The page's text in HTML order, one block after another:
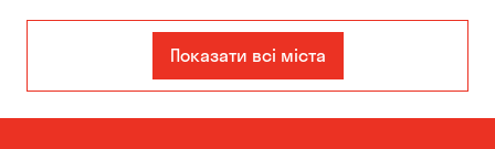
Єлизаветівка
Авангард Бабурка
Показати всі міста